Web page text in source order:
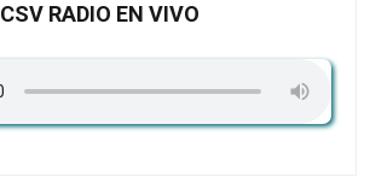
CSV RADIO EN VIVO